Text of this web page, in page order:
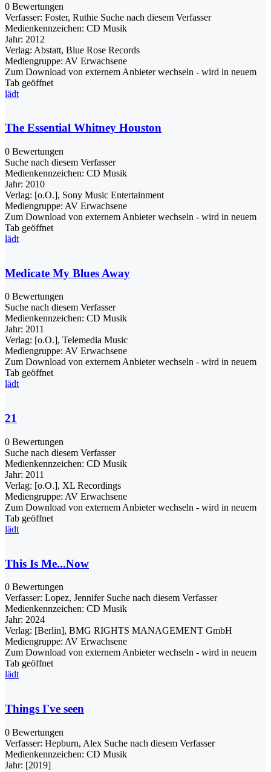
0 Bewertungen
Verfasser: Foster, Ruthie Suche nach diesem Verfasser
Medienkennzeichen: CD Musik
Jahr: 2012
Verlag: Abstatt, Blue Rose Records
Mediengruppe: AV Erwachsene
Zum Download von externem Anbieter wechseln - wird in neuem
Tab geöffnet
lädt
The Essential Whitney Houston
0 Bewertungen
Suche nach diesem Verfasser
Medienkennzeichen: CD Musik
Jahr: 2010
Verlag: [o.O.], Sony Music Entertainment
Mediengruppe: AV Erwachsene
Zum Download von externem Anbieter wechseln - wird in neuem
Tab geöffnet
lädt
Medicate My Blues Away
0 Bewertungen
Suche nach diesem Verfasser
Medienkennzeichen: CD Musik
Jahr: 2011
Verlag: [o.O.], Telemedia Music
Mediengruppe: AV Erwachsene
Zum Download von externem Anbieter wechseln - wird in neuem
Tab geöffnet
lädt
21
0 Bewertungen
Suche nach diesem Verfasser
Medienkennzeichen: CD Musik
Jahr: 2011
Verlag: [o.O.], XL Recordings
Mediengruppe: AV Erwachsene
Zum Download von externem Anbieter wechseln - wird in neuem
Tab geöffnet
lädt
This Is Me...Now
0 Bewertungen
Verfasser: Lopez, Jennifer Suche nach diesem Verfasser
Medienkennzeichen: CD Musik
Jahr: 2024
Verlag: [Berlin], BMG RIGHTS MANAGEMENT GmbH
Mediengruppe: AV Erwachsene
Zum Download von externem Anbieter wechseln - wird in neuem
Tab geöffnet
lädt
Things I've seen
0 Bewertungen
Verfasser: Hepburn, Alex Suche nach diesem Verfasser
Medienkennzeichen: CD Musik
Jahr: [2019]